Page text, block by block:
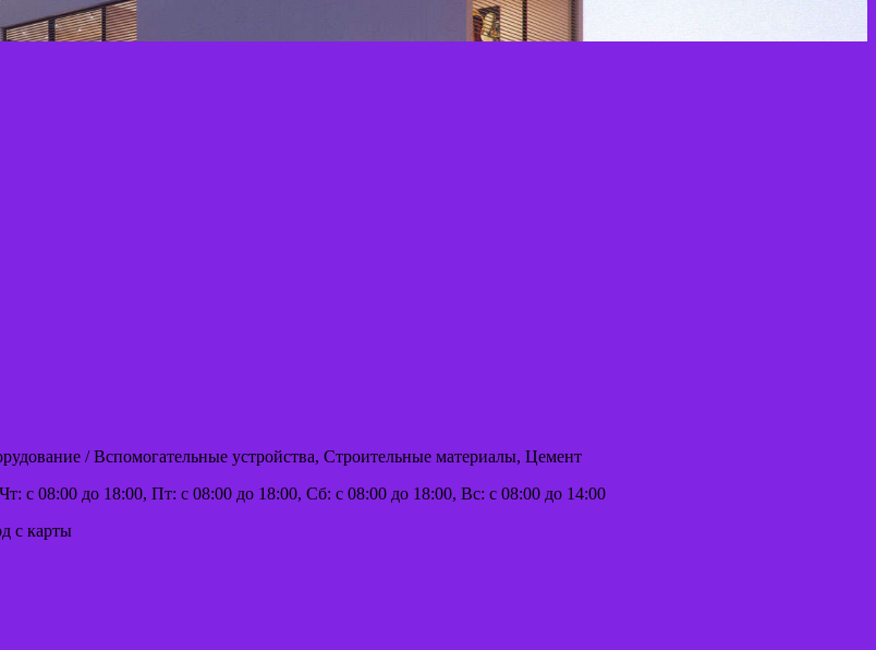
/ Вспомогательные устройства, Строительные материалы, Цемент
с 08:00 до 18:00, Пт: с 08:00 до 18:00, Сб: с 08:00 до 18:00, Вс: с 08:00 до 14:00
с карты